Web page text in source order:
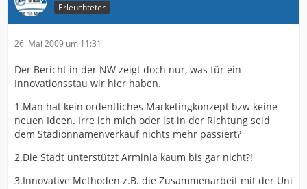
Erleuchteter
26. Mai 2009 um 11:31
Der Bericht in der NW zeigt doch nur, was für ein
Innovationsstau wir hier haben.
1.Man hat kein ordentliches Marketingkonzept bzw keine
neuen Ideen. Irre ich mich oder ist in der Richtung seid
dem Stadionnamenverkauf nichts mehr passiert?
2.Die Stadt unterstützt Arminia kaum bis gar nicht?!
3.Innovative Methoden z.B. die Zusammenarbeit mit der Uni